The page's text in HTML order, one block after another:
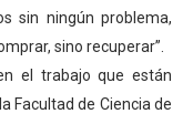
sin ningún problema,
sino recuperar”.
el trabajo que están
Facultad de Ciencia de